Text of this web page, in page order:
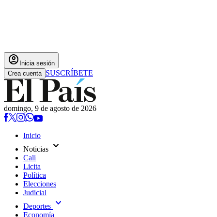
account_circle Inicia sesión
Crea cuenta SUSCRÍBETE
domingo, 9 de agosto de 2026
Inicio
Noticias expand_more
Cali
Licita
Política
Elecciones
Judicial
Deportes expand_more
Economía